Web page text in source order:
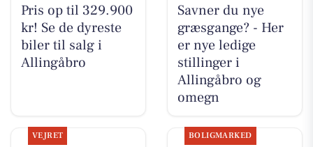
Pris op til 329.900
kr! Se de dyreste
biler til salg i
Allingåbro
Savner du nye
græsgange? - Her
er nye ledige
stillinger i
Allingåbro og
omegn
VEJRET BOLIGMARKED